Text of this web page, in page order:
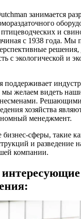
занимается
и
с 1938 года. Мы
с экологической и
желаем видеть
хозяйства
менеджмент.
сферы, такие
и разведение
компании.